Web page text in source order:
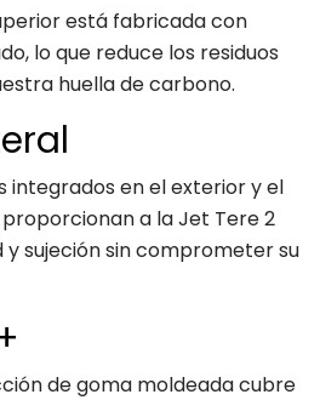
está fabricada con
lo que reduce los residuos
huella de carbono.
integrados en el exterior y el
a la Jet Tere 2
sujeción sin comprometer su
de goma moldeada cubre